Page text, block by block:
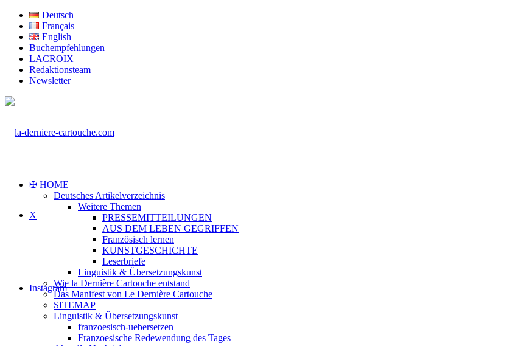
Deutsch
Français
English
Buchempfehlungen
LACROIX
Redaktionsteam
Newsletter
X
Instagram
✠ HOME
Deutsches Artikelverzeichnis
Weitere Themen
PRESSEMITTEILUNGEN
AUS DEM LEBEN GEGRIFFEN
Französisch lernen
KUNSTGESCHICHTE
Leserbriefe
Linguistik & Übersetzungskunst
Wie la Dernière Cartouche entstand
Das Manifest von Le Dernière Cartouche
SITEMAP
Linguistik & Übersetzungskunst
franzoesisch-uebersetzen
Franzoesische Redewendung des Tages